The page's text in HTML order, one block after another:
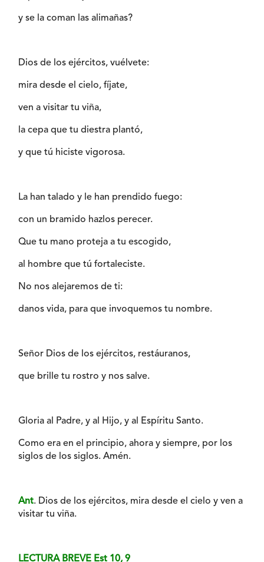
y se la coman las alimañas?
Dios de los ejércitos, vuélvete:
mira desde el cielo, fíjate,
ven a visitar tu viña,
la cepa que tu diestra plantó,
y que tú hiciste vigorosa.
La han talado y le han prendido fuego:
con un bramido hazlos perecer.
Que tu mano proteja a tu escogido,
al hombre que tú fortaleciste.
No nos alejaremos de ti:
danos vida, para que invoquemos tu nombre.
Señor Dios de los ejércitos, restáuranos,
que brille tu rostro y nos salve.
Gloria al Padre, y al Hijo, y al Espíritu Santo.
Como era en el principio, ahora y siempre, por los
siglos de los siglos. Amén.
Ant. Dios de los ejércitos, mira desde el cielo y ven a
visitar tu viña.
LECTURA BREVE Est 10, 9